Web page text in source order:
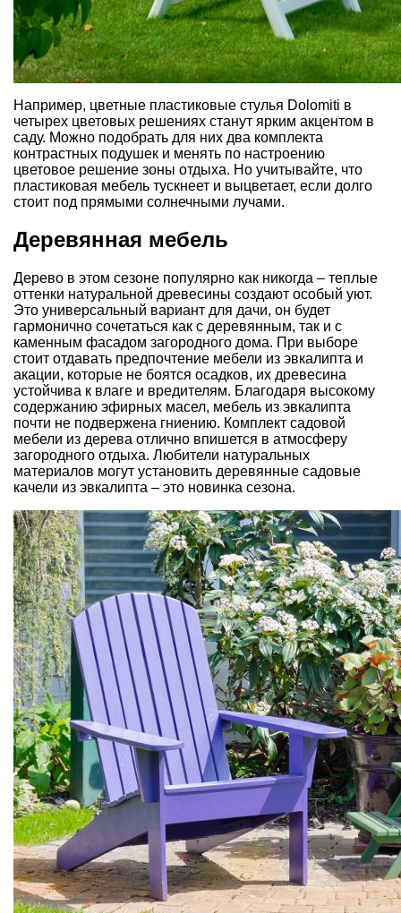
Например, цветные пластиковые стулья Dolomiti в
четырех цветовых решениях станут ярким акцентом в
саду. Можно подобрать для них два комплекта
контрастных подушек и менять по настроению
цветовое решение зоны отдыха. Но учитывайте, что
пластиковая мебель тускнеет и выцветает, если долго
стоит под прямыми солнечными лучами.
Деревянная мебель
Дерево в этом сезоне популярно как никогда – теплые
оттенки натуральной древесины создают особый уют.
Это универсальный вариант для дачи, он будет
гармонично сочетаться как с деревянным, так и с
каменным фасадом загородного дома. При выборе
стоит отдавать предпочтение мебели из эвкалипта и
акации, которые не боятся осадков, их древесина
устойчива к влаге и вредителям. Благодаря высокому
содержанию эфирных масел, мебель из эвкалипта
почти не подвержена гниению. Комплект садовой
мебели из дерева отлично впишется в атмосферу
загородного отдыха. Любители натуральных
материалов могут установить деревянные садовые
качели из эвкалипта – это новинка сезона.